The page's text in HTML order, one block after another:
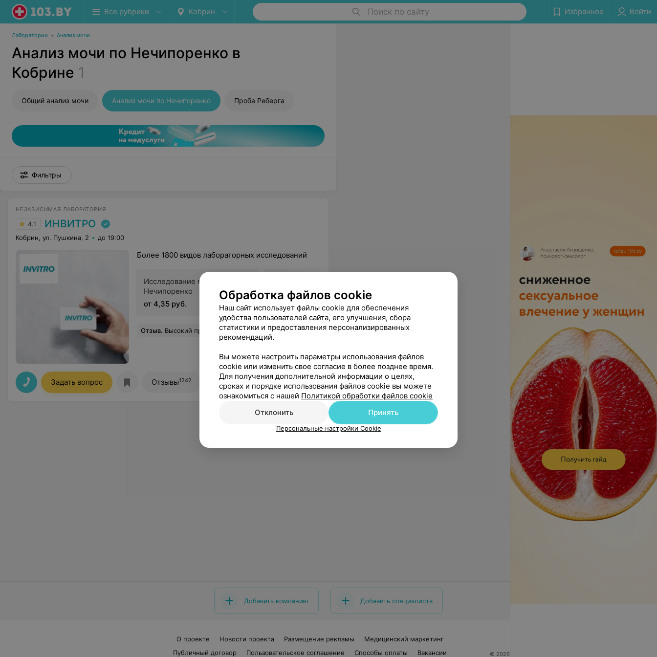
Все рубрики Кобрин Поиск по сайту Избранное Войти
Лаборатории • Анализ мочи
Анализ мочи по Нечипоренко в
Кобрине 1
Общий анализ мочи Анализ мочи по Нечипоренко Проба Реберга
Фильтры
НЕЗАВИСИМАЯ ЛАБОРАТОРИЯ
4.1 ИНВИТРО
Кобрин, ул. Пушкина, 2 до 19:00
Более 1800 видов лабораторных исследований
Исследование мочи по
Нечипоренко
от 4,35 руб.
Все цены
Отзыв. Высокий профессионализм и забота о пациенте!Хочу выразить огромную благодарность команде «Инвитро» и особенно отметить работу медицинской сестры.У меня очень сложные, тонкие вены, и забор крови всегда превращается в проблему. Однако здесь процедура прошла абсолютно безболезненно и быстро. Медсестра — настоящий профессионал с «легкой рукой». Действовала очень уверенно, аккуратно, перед процедурой успокоила и подбодрила, что сразу сняло лишнее напряжение. В кабинете идеальная чистота, все расходные материалы вскрывались строго при мне.После процедуры не осталось ни одного синяка, что для меня редкость. Огромное спасибо за такое чуткое отношение, стерильность и высокий уровень сервиса! Теперь на анализы — только сюда. Еще
Задать вопрос Отзывы1242 Все адреса
Добавить компанию Добавить специалиста
О проекте Новости проекта Размещение рекламы
Медицинский маркетинг
Публичный договор
Пользовательское соглашение Способы оплаты Вакансии © 2026 ООО «Артокс Лаб», УНП 191700409
Обработка файлов cookie
Наш сайт использует файлы cookie для обеспечения
удобства пользователей сайта, его улучшения, сбора
статистики и предоставления персонализированных
рекомендаций.
Вы можете настроить параметры использования файлов
cookie или изменить свое согласие в более позднее время.
Для получения дополнительной информации о целях,
сроках и порядке использования файлов cookie вы можете
ознакомиться с нашей Политикой обработки файлов cookie
Отклонить
Принять
Персональные настройки Cookie